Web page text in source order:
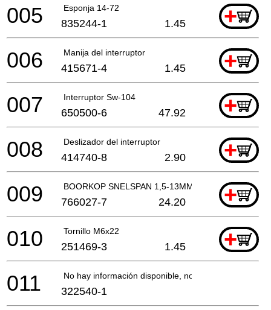
Esponja 14-72 +
005 835244-1 1.45
Manija del interruptor +
006 415671-4 1.45
Interruptor Sw-104 +
007 650500-6 47.92
Deslizador del interruptor +
008 414740-8 2.90
BOORKOP SNELSPAN 1,5-13MM +
009 766027-7 24.20
Tornillo M6x22 +
010 251469-3 1.45
No hay información disponible, no se puede pedir
011 322540-1